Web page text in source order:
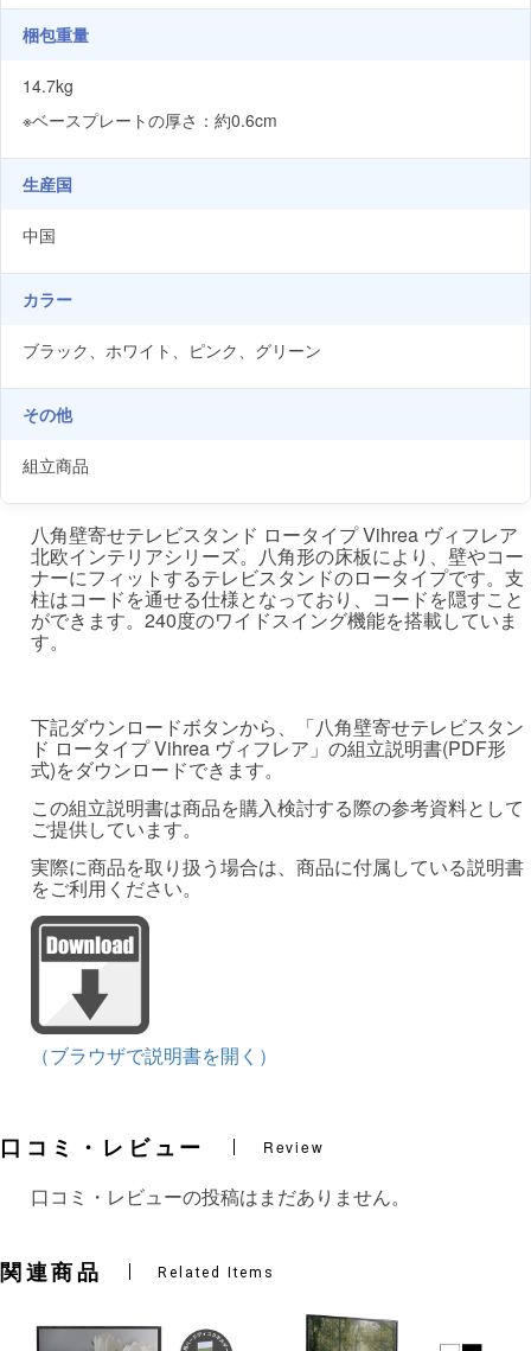
梱包重量
14.7kg
※ベースプレートの厚さ：約0.6cm
生産国
中国
カラー
ブラック、ホワイト、ピンク、グリーン
その他
組立商品
八角壁寄せテレビスタンド ロータイプ Vihrea ヴィフレア
北欧インテリアシリーズ。八角形の床板により、壁やコー
ナーにフィットするテレビスタンドのロータイプです。支
柱はコードを通せる仕様となっており、コードを隠すこと
ができます。240度のワイドスイング機能を搭載していま
す。
下記ダウンロードボタンから、「八角壁寄せテレビスタン
ド ロータイプ Vihrea ヴィフレア」の組立説明書(PDF形
式)をダウンロードできます。
この組立説明書は商品を購入検討する際の参考資料として
ご提供しています。
実際に商品を取り扱う場合は、商品に付属している説明書
をご利用ください。
（ブラウザで説明書を開く）
口コミ・レビュー Review
口コミ・レビューの投稿はまだありません。
関連商品 Related Items